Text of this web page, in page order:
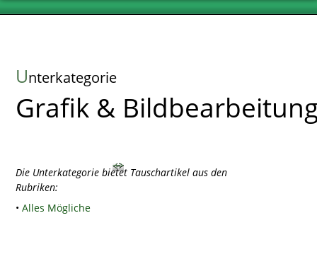
Unterkategorie
Grafik &
Die Unterkategorie bietet Tauschartikel aus den
Rubriken:
•Alles Mögliche